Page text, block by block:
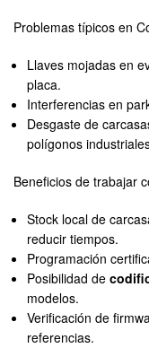
Problemas típicos en
Llaves mojadas en
placa.
Interferencias en
Desgaste de
polígonos
Beneficios de trabajar
Stock local de
reducir tiempos.
Programación
Posibilidad de
modelos.
Verificación de
referencias.